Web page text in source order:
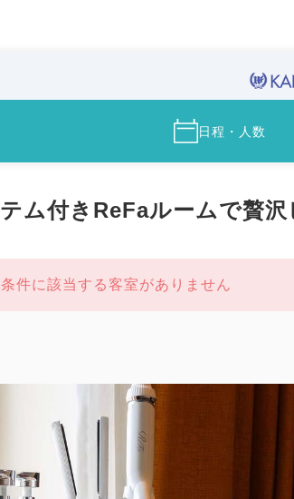
日程・人数
ム付きReFaルームで贅沢
件に該当する客室がありません